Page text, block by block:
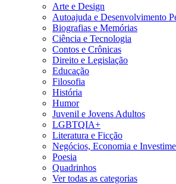
Arte e Design
Autoajuda e Desenvolvimento
Biografias e Memórias
Ciência e Tecnologia
Contos e Crônicas
Direito e Legislação
Educação
Filosofia
História
Humor
Juvenil e Jovens Adultos
LGBTQIA+
Literatura e Ficção
Negócios, Economia e
Poesia
Quadrinhos
Ver todas as categorias